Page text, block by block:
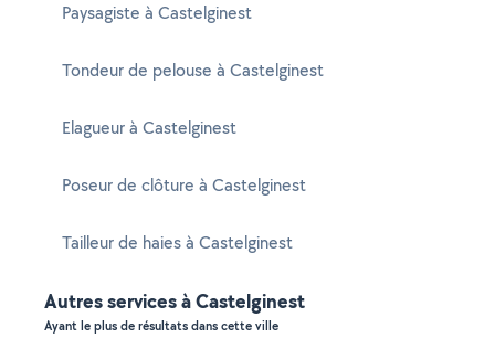
Paysagiste à Castelginest
Tondeur de pelouse à Castelginest
Elagueur à Castelginest
Poseur de clôture à Castelginest
Tailleur de haies à Castelginest
Autres services à Castelginest
Ayant le plus de résultats dans cette ville